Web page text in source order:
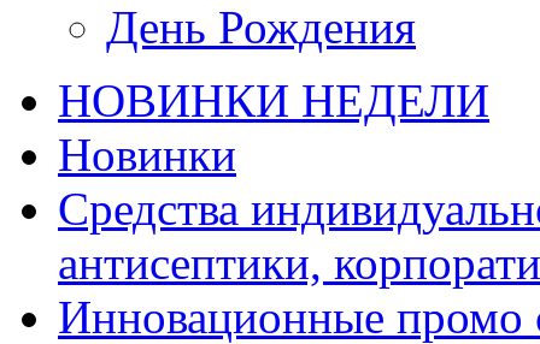
День Рождения
НОВИНКИ НЕДЕЛИ
Новинки
Средства
антисептики,
Инновационные промо